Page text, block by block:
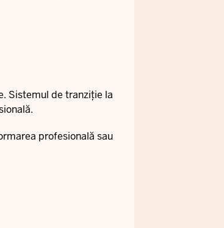
Sistemul de tranziție la
profesională sau